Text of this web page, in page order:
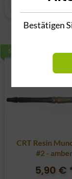
SALE 0%
CRT Resin
#2 - amber
5,90 €
Bestätigen